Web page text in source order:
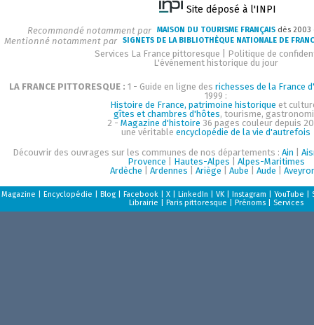
Site déposé à l'INPI
Recommandé notamment par MAISON DU TOURISME FRANÇAIS dès
Mentionné notamment par SIGNETS DE LA BIBLIOTHÈQUE NATIONALE DE
Services La France pittoresque
Politique de
L'événement historique du jour
LA FRANCE PITTORESQUE : 1 - Guide en ligne des richesses de la France
1999 :
Histoire de France, patrimoine historique et
gîtes et chambres d'hôtes, tourisme,
2 - Magazine d'histoire 36 pages couleur depuis
une véritable encyclopédie de la vie d'autrefois
Découvrir des ouvrages sur les communes de nos départements : Ain
Provence
Hautes-Alpes
Alpes-Maritimes
Ardèche
Ardennes Ariège Aube Aude
Magazine Encyclopédie Blog| Facebook| X| LinkedIn VK| Instagram YouTube
Librairie
Paris pittoresque Prénoms| Services